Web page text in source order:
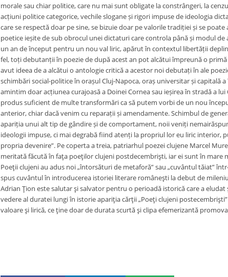
morale sau chiar politice, care nu mai sunt obligate la constrângeri, la
acțiuni politice categorice, vechile slogane și rigori impuse de ideologia
care se respectă doar pe sine, se bizuie doar pe valorile tradiției și se
poetice ieșite de sub obrocul unei dictaturi care controla până și modul
un an de început pentru un nou val liric, apărut în contextul libertății
fel, toți debutanții în poezie de după acest an pot alcătui împreună o
avut ideea de a alcătui o antologie critică a acestor noi debutați în ale
schimbări social-politice în orașul Cluj-Napoca, oraș universitar și capitală
amintim doar acțiunea curajoasă a Doinei Cornea sau ieșirea în stradă a
produs suficient de multe transformări ca să putem vorbi de un nou
anterior, chiar dacă venim cu reparații și amendamente. Schimbul de
apariția unui alt tip de gândire și de comportament, noii veniți
ideologii impuse, ci mai degrabă fiind atenți la propriul lor eu liric interior,
propria devenire”. Pe coperta a treia, patriarhul poezei clujene Marcel
meritată făcută în faţa poeţilor clujeni postdecembrişti, iar ei sunt în mare
Poeţii clujeni au adus noi „întorsături de metaforă” sau „cuvântul tăiat”
spus cuvântul în introducerea istoriei literare româneşti la debut de
Adrian Ţion este salutar şi salvator pentru o perioadă istorică care a
vedere al duratei lungi în istorie apariţia cărţii „Poeţi clujeni
valoare şi lirică, ce ţine doar de durata scurtă şi clipa efemerizantă